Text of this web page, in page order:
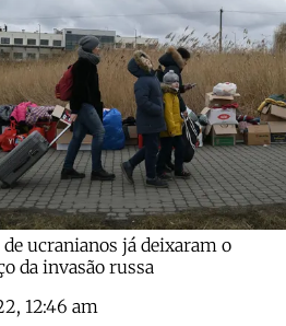
ucranianos já deixaram o
da invasão russa
12:46 am